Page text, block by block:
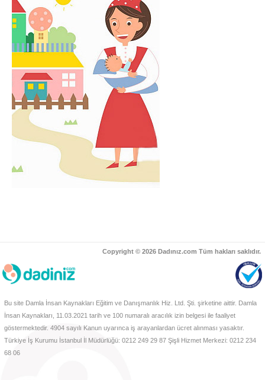
Copyright © 2026 Dadınız.com Tüm hakları saklıdır.
Bu site Damla İnsan Kaynakları Eğitim ve Danışmanlık Hiz. Ltd. Şti. şirketine aittir. Damla
İnsan Kaynakları, 11.03.2021 tarih ve 100 numaralı aracılık izin belgesi ile faaliyet
göstermektedir. 4904 sayılı Kanun uyarınca iş arayanlardan ücret alınması yasaktır.
Türkiye İş Kurumu İstanbul İl Müdürlüğü: 0212 249 29 87 Şişli Hizmet Merkezi: 0212 234
68 06